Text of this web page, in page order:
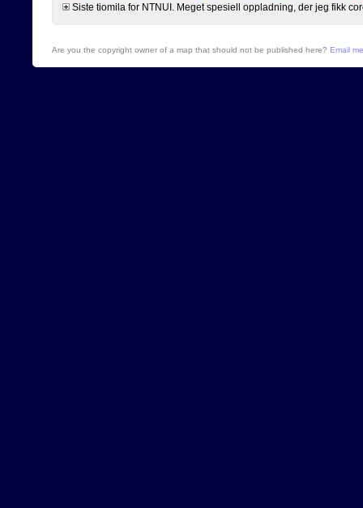
Siste tiomila for NTNUI. Meget spesiell oppladning, der jeg fikk
Are you the copyright owner of a map that should not be published here? Email me